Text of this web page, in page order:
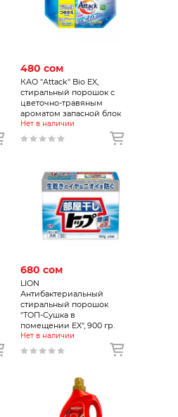
480 сом
КAO "Attack'' Bio EX,
стиральный порошок с
цветочно-травяным
ароматом запасной блок
Нет в наличии
680 сом
LION
Антибактериальный
стиральный порошок
"ТОП-Сушка в
помещении EX", 900 гр.
Нет в наличии